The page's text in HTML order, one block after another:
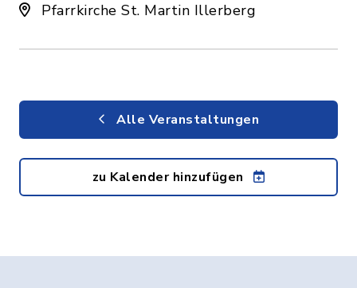
Pfarrkirche St. Martin Illerberg
Alle Veranstaltungen
zu Kalender hinzufügen